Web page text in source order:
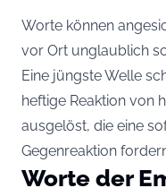
Worte können
vor Ort unglaublich
Eine jüngste Welle
heftige Reaktion von
ausgelöst, die eine
Gegenreaktion
Worte der